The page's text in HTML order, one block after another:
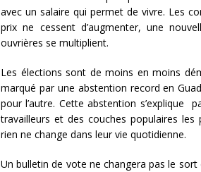
avec un salaire qui permet de vivre. Les
prix ne cessent d’augmenter, une
ouvrières se multiplient.
Les élections sont de moins en moins
marqué par une abstention record en
pour l’autre. Cette abstention s’explique
travailleurs et des couches populaires
rien ne change dans leur vie quotidienne.
Un bulletin de vote ne changera pas le